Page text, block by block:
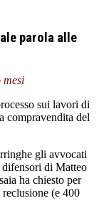
parola alle
mesi
sui lavori di
compravendita del
gli avvocati
di Matteo
ha chiesto per
(e 400